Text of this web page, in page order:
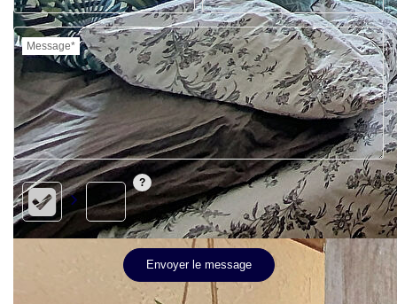
Message*
Envoyer le message